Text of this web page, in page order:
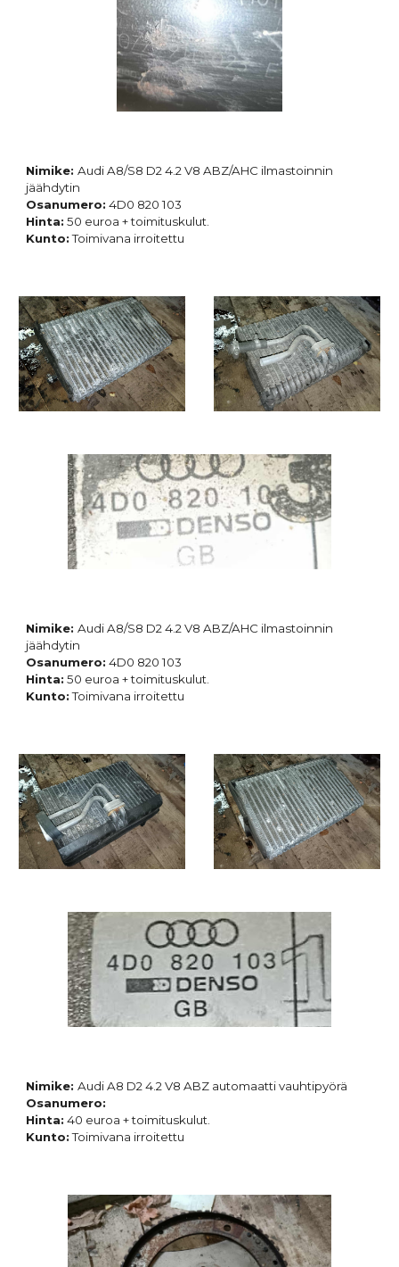
Nimike:Audi A8/S8 D2 4.2 V8 ABZ/AHC ilmastoinnin
jäähdytin
Osanumero: 4D0 820 103
Hinta: 50 euroa + toimituskulut.
Kunto:Toimivana irroitettu
Nimike:Audi A8/S8 D2 4.2 V8 ABZ/AHC ilmastoinnin
jäähdytin
Osanumero: 4D0 820 103
Hinta: 50 euroa + toimituskulut.
Kunto:Toimivana irroitettu
Nimike:Audi A8 D2 4.2 V8 ABZ automaatti vauhtipyörä
Osanumero:
Hinta: 40 euroa + toimituskulut.
Kunto:Toimivana irroitettu